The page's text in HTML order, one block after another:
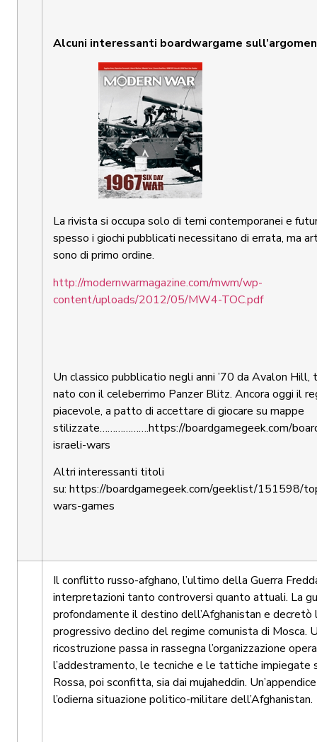
Alcuni interessanti boardwargame
La rivista si occupa solo di temi contemporanei e
spesso i giochi pubblicati necessitano di errata, ma
sono di primo ordine.
http://modernwarmagazine.com/mwm/wp-
content/uploads/2012/05/MW4-TOC.pdf
Un classico pubblicatio negli anni ’70 da Avalon
nato con il celeberrimo Panzer Blitz. Ancora oggi il
piacevole, a patto di accettare di giocare su mappe
stilizzate……………….https://boardgamegeek.com/
israeli-wars
Altri interessanti titoli
su: https://boardgamegeek.com/geeklist/151598/
wars-games
Il conflitto russo-afghano, l’ultimo della Guerra
interpretazioni tanto controversi quanto attuali. La
profondamente il destino dell’Afghanistan e decretò
progressivo declino del regime comunista di Mosca.
ricostruzione passa in rassegna l’organizzazione
l’addestramento, le tecniche e le tattiche impiegate
Rossa, poi sconfitta, sia dai mujaheddin.
l’odierna situazione politico-militare dell’Afghanistan.